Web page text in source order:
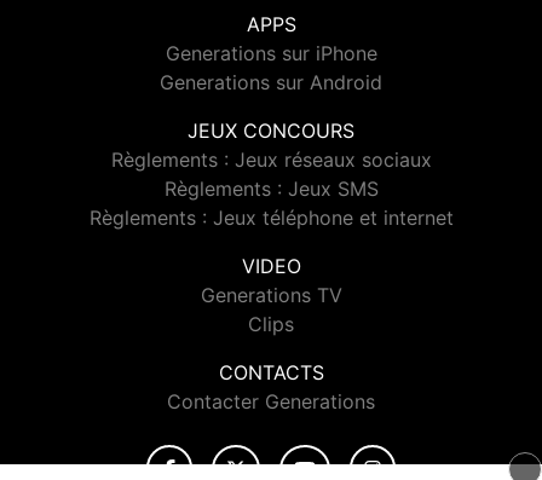
APPS
Generations sur iPhone
Generations sur Android
JEUX CONCOURS
Règlements : Jeux réseaux sociaux
Règlements : Jeux SMS
Règlements : Jeux téléphone et internet
VIDEO
Generations TV
Clips
CONTACTS
Contacter Generations